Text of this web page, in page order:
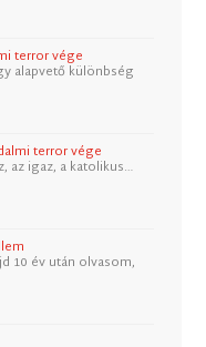
terror vége
alapvető különbség
terror vége
az igaz, a katolikus…
10 év után olvasom,